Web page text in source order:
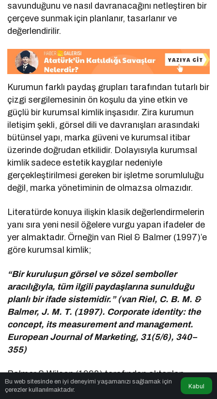
savunduğunu ve nasıl davranacağını netleştiren bir
çerçeve sunmak için planlanır, tasarlanır ve
değerlendirilir.
Kurumun farklı paydaş grupları tarafından tutarlı bir
çizgi sergilemesinin ön koşulu da yine etkin ve
güçlü bir kurumsal kimlik inşasıdır. Zira kurumun
iletişim şekli, görsel dili ve davranışları arasındaki
bütünsel yapı, marka güveni ve kurumsal itibar
üzerinde doğrudan etkilidir. Dolayısıyla kurumsal
kimlik sadece estetik kaygılar nedeniyle
gerçekleştirilmesi gereken bir işletme sorumluluğu
değil, marka yönetiminin de olmazsa olmazıdır.
Literatürde konuya ilişkin klasik değerlendirmelerin
yanı sıra yeni nesil öğelere vurgu yapan ifadeler de
yer almaktadır. Örneğin van Riel & Balmer (1997)’e
göre kurumsal kimlik;
“Bir kuruluşun görsel ve sözel semboller
aracılığıyla, tüm ilgili paydaşlarına sunulduğu
planlı bir ifade sistemidir.” (van Riel, C. B. M. &
Balmer, J. M. T. (1997). Corporate identity: the
concept, its measurement and management.
European Journal of Marketing, 31(5/6), 340–
355)
Balmer & Wilson (1998) tarafından aktarılan
geleneksel bir diğer tanımda ise kurumsal kimlik
Bu web sitesinde en iyi deneyimi yaşamanızı sağlamak için
çerezler kullanılmaktadır.
Kabul